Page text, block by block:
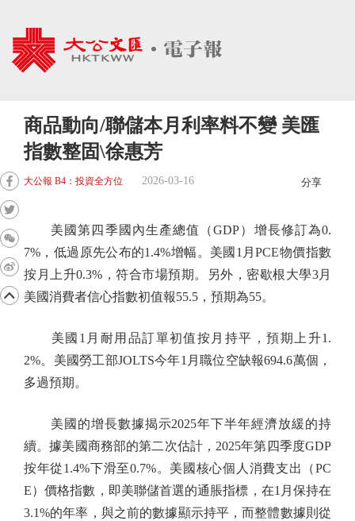
商品動向/聯儲本月利率料不變 美匯
指數整固\徐惠芳
大公報 B4：投資全方位 2026-03-16 分享
美國第四季國內生產總值（GDP）增長修訂為0.
7%，低過原先公布的1.4%增幅。美國1月PCE物價指數
按月上升0.3%，符合市場預期。另外，密歇根大學3月
美國消費者信心指數初值報55.5，預期為55。
美國1月耐用品訂單初值按月持平，預期上升1.
2%。美國勞工部JOLTS今年1月職位空缺報694.6萬個，
多過預期。
美國的增長數據揭示2025年下半年經濟放緩的持
續。據美國商務部的第二次估計，2025年第四季度GDP
按年從1.4%下滑至0.7%。美國核心個人消費支出（PC
E）價格指數，即美聯儲首選的通脹指標，在1月保持在
3.1%的年率，與之前的數據顯示持平，而整體數據則從